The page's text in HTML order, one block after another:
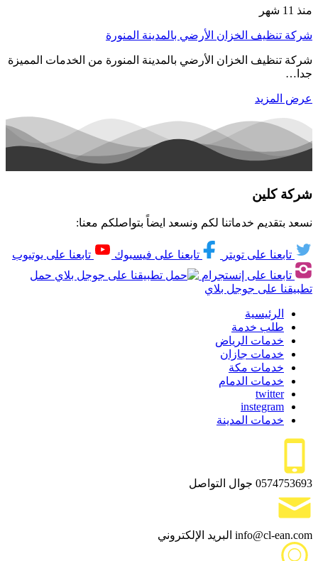
منذ 11 شهر
شركة تنظيف الخزان الأرضي بالمدينة المنورة
شركة تنظيف الخزان الأرضي بالمدينة المنورة من الخدمات المميزة
جدا…
عرض المزيد
شركة كلين
نسعد بتقديم خدماتنا لكم ونسعد ايضاً بتواصلكم معنا:
تابعنا على تويتر تابعنا على فيسبوك
تابعنا على يوتيوب
تابعنا على إنستجرام
حمل
تطبيقنا على جوجل بلاي
الرئيسية
طلب خدمة
خدمات الرياض
خدمات جازان
خدمات مكة
خدمات الدمام
twitter
instegram
خدمات المدينة
0574753693 جوال التواصل
info@cl-ean.com البريد الإلكتروني